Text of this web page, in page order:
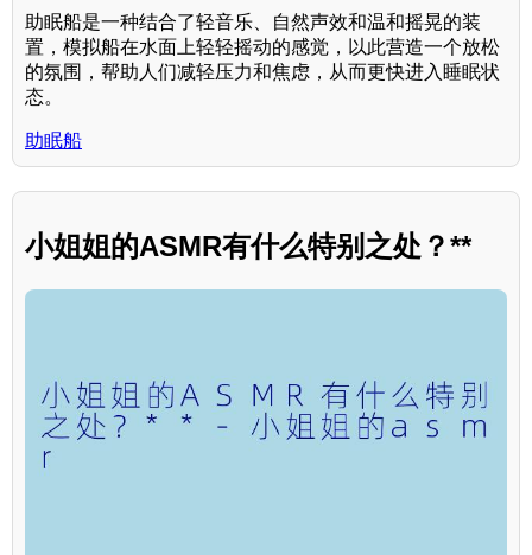
助眠船是一种结合了轻音乐、自然声效和温和摇晃的装
置，模拟船在水面上轻轻摇动的感觉，以此营造一个放松
的氛围，帮助人们减轻压力和焦虑，从而更快进入睡眠状
态。
助眠船
小姐姐的ASMR有什么特别之处？**